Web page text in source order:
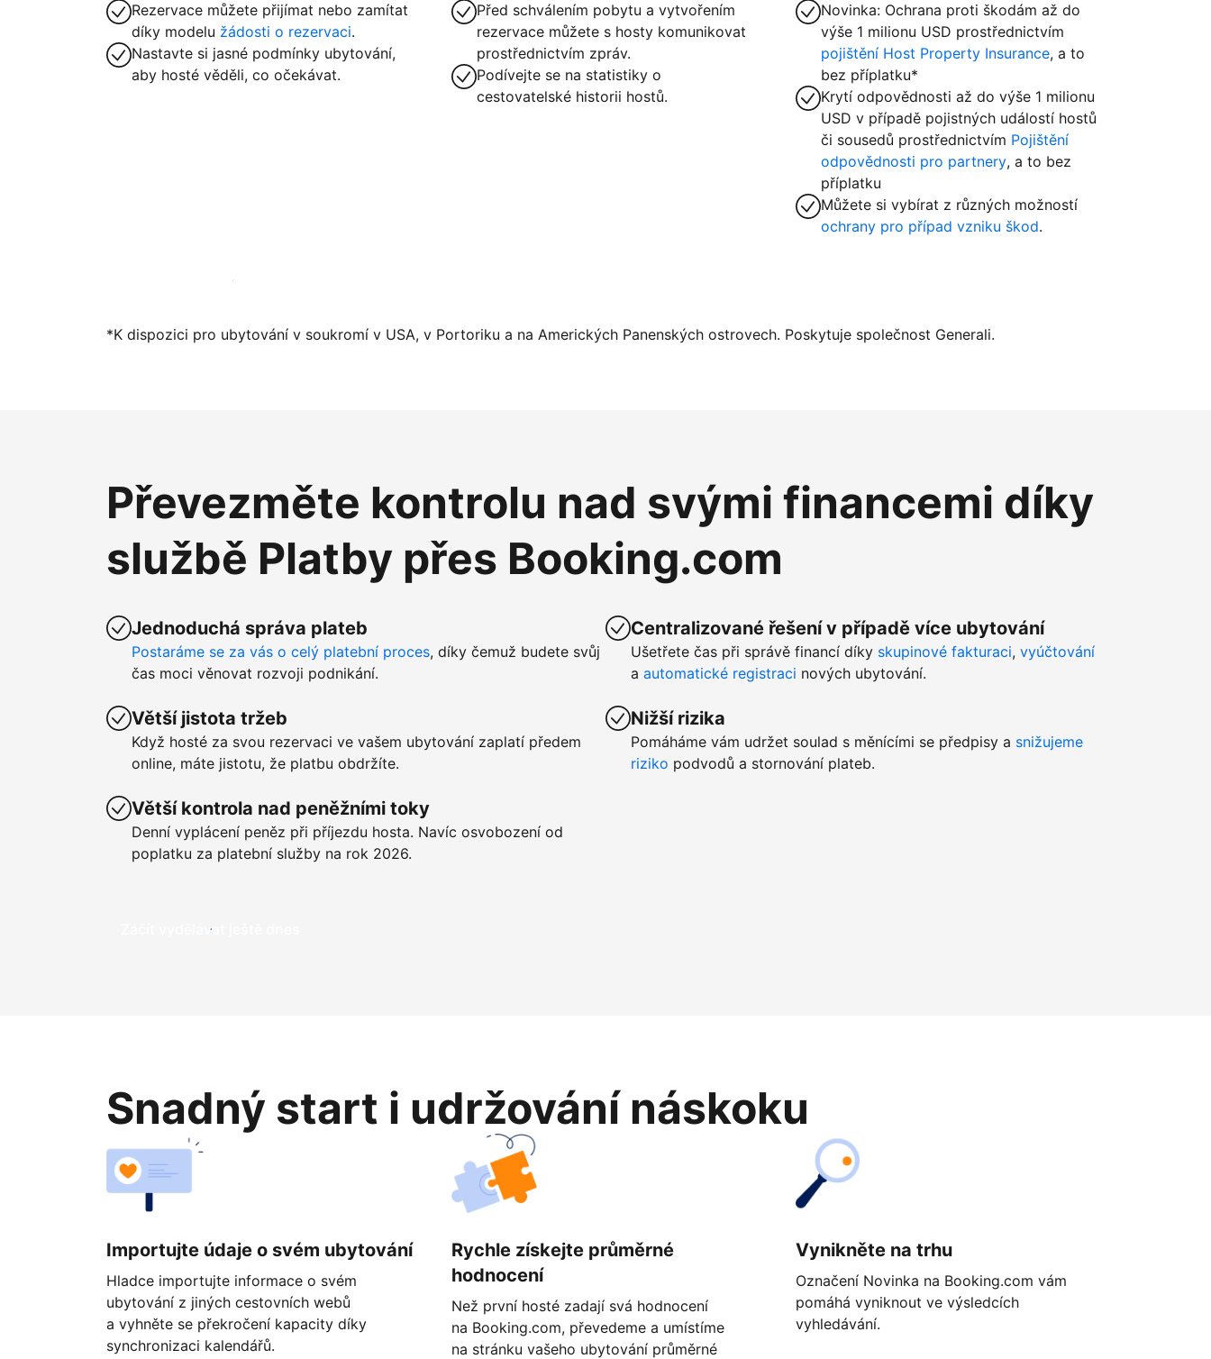
Rezervace můžete přijímat nebo zamítat
díky modelu žádosti o rezervaci.
Nastavte si jasné podmínky ubytování,
aby hosté věděli, co očekávat.
Před schválením pobytu a vytvořením
rezervace můžete s hosty komunikovat
prostřednictvím zpráv.
Podívejte se na statistiky o
cestovatelské historii hostů.
Novinka: Ochrana proti škodám až do
výše 1 milionu USD prostřednictvím
pojištění Host Property Insurance, a to
bez příplatku*
Krytí odpovědnosti až do výše 1 milionu
USD v případě pojistných událostí hostů
či sousedů prostřednictvím Pojištění
odpovědnosti pro partnery, a to bez
příplatku
Můžete si vybírat z různých možností
ochrany pro případ vzniku škod.
Zaregistrovat ubytování už dnes
*K dispozici pro ubytování v soukromí v USA, v Portoriku a na Amerických Panenských ostrovech. Poskytuje společnost Generali.
Převezměte kontrolu nad svými financemi díky
službě Platby přes Booking.com
Jednoduchá správa plateb
Postaráme se za vás o celý platební proces, díky čemuž budete svůj
čas moci věnovat rozvoji podnikání.
Větší jistota tržeb
Když hosté za svou rezervaci ve vašem ubytování zaplatí předem
online, máte jistotu, že platbu obdržíte.
Větší kontrola nad peněžními toky
Denní vyplácení peněz při příjezdu hosta. Navíc osvobození od
poplatku za platební služby na rok 2026.
Centralizované řešení v případě více ubytování
Ušetřete čas při správě financí díky skupinové fakturaci, vyúčtování
a automatické registraci nových ubytování.
Nižší rizika
Pomáháme vám udržet soulad s měnícími se předpisy a snižujeme
riziko podvodů a stornování plateb.
Začít vydělávat ještě dnes
Snadný start i udržování náskoku
Importujte údaje o svém ubytování
Hladce importujte informace o svém
ubytování z jiných cestovních webů
a vyhněte se překročení kapacity díky
synchronizaci kalendářů.
Rychle získejte průměrné
hodnocení
Než první hosté zadají svá hodnocení
na Booking.com, převedeme a umístíme
na stránku vašeho ubytování průměrné
Vynikněte na trhu
Označení Novinka na Booking.com vám
pomáhá vyniknout ve výsledcích
vyhledávání.